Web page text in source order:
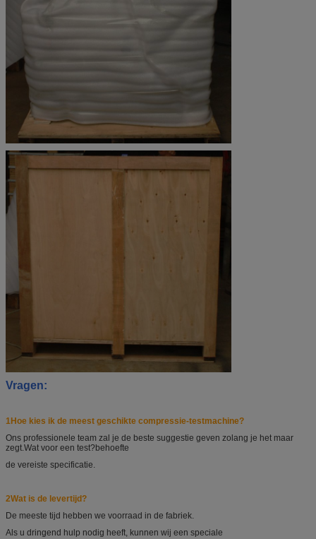
Vragen:
1Hoe kies ik de meest geschikte compressie-testmachine?
Ons professionele team zal je de beste suggestie geven zolang je het maar
zegt.Wat voor een test?behoefte
de vereiste specificatie.
2Wat is de levertijd?
De meeste tijd hebben we voorraad in de fabriek.
Als u dringend hulp nodig heeft, kunnen wij een speciale